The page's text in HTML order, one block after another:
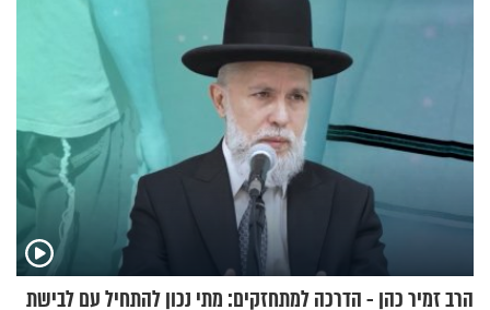
הרב זמיר כהן - הדרכה למתחזקים: מתי נכון להתחיל עם לבישת